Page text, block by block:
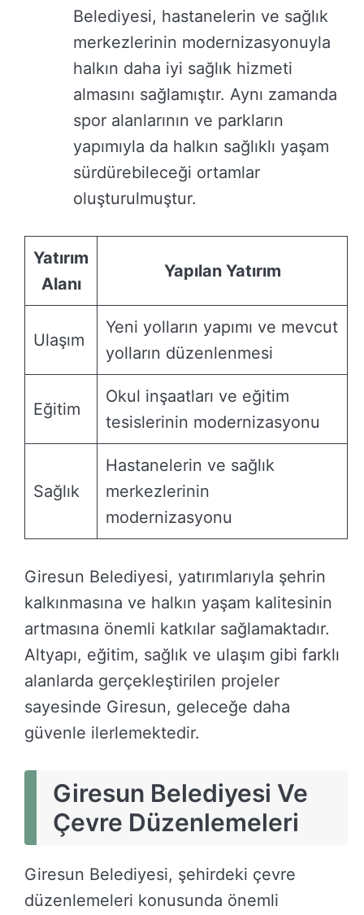
Belediyesi, hastanelerin ve sağlık
merkezlerinin modernizasyonuyla
halkın daha iyi sağlık hizmeti
almasını sağlamıştır. Aynı zamanda
spor alanlarının ve parkların
yapımıyla da halkın sağlıklı yaşam
sürdürebileceği ortamlar
oluşturulmuştur.
Yatırım
Alanı
Yapılan Yatırım
Ulaşım
Yeni yolların yapımı ve mevcut
yolların düzenlenmesi
Eğitim
Okul inşaatları ve eğitim
tesislerinin modernizasyonu
Sağlık
Hastanelerin ve sağlık
merkezlerinin
modernizasyonu
Giresun Belediyesi, yatırımlarıyla şehrin
kalkınmasına ve halkın yaşam kalitesinin
artmasına önemli katkılar sağlamaktadır.
Altyapı, eğitim, sağlık ve ulaşım gibi farklı
alanlarda gerçekleştirilen projeler
sayesinde Giresun, geleceğe daha
güvenle ilerlemektedir.
Giresun Belediyesi Ve
Çevre Düzenlemeleri
Giresun Belediyesi, şehirdeki çevre
düzenlemeleri konusunda önemli